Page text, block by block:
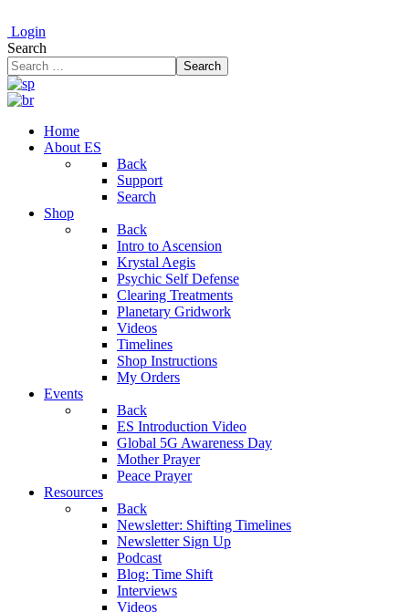
Login
Search
Search
Home
About ES
Back
Support
Search
Shop
Back
Intro to Ascension
Krystal Aegis
Psychic Self Defense
Clearing Treatments
Planetary Gridwork
Videos
Timelines
Shop Instructions
My Orders
Events
Back
ES Introduction Video
Global 5G Awareness Day
Mother Prayer
Peace Prayer
Resources
Back
Newsletter: Shifting Timelines
Newsletter Sign Up
Podcast
Blog: Time Shift
Interviews
Videos